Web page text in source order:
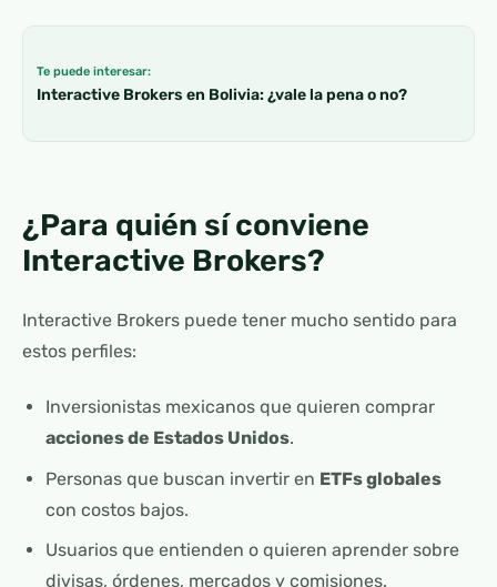
Te puede interesar:
Interactive Brokers en Bolivia: ¿vale la pena o no?
¿Para quién sí conviene
Interactive Brokers?
Interactive Brokers puede tener mucho sentido para
estos perfiles:
Inversionistas mexicanos que quieren comprar
acciones de Estados Unidos.
Personas que buscan invertir en ETFs globales
con costos bajos.
Usuarios que entienden o quieren aprender sobre
divisas, órdenes, mercados y comisiones.